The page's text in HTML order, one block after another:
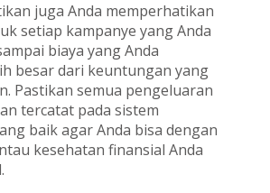
juga Anda memperhatikan
setiap kampanye yang Anda
biaya yang Anda
besar dari keuntungan yang
Pastikan semua pengeluaran
tercatat pada sistem
baik agar Anda bisa dengan
kesehatan finansial Anda